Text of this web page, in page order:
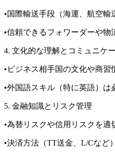
•国際輸送手段（海運、航空輸
•信頼できるフォワーダーや
4. 文化的な理解とコミュニケ
•ビジネス相手国の文化や商
•外国語スキル（特に英語）
5. 金融知識とリスク管理
•為替リスクや信用リスクを適
•決済方法（TT送金、L/Cなど